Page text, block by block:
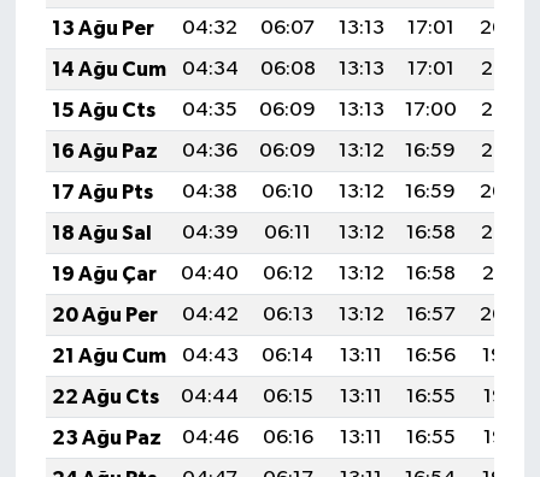
13 Ağu Per
04:32 06:07 13:13 17:01
20:09
14 Ağu Cum
04:34 06:08 13:13 17:01
20:08
15 Ağu Cts
04:35 06:09 13:13 17:00
20:07
16 Ağu Paz
04:36 06:09 13:12 16:59
20:05
17 Ağu Pts
04:38 06:10 13:12 16:59
20:04
18 Ağu Sal
04:39 06:11 13:12 16:58
20:03
19 Ağu Çar
04:40 06:12 13:12 16:58
20:01
20 Ağu Per
04:42 06:13 13:12 16:57
20:00
21 Ağu Cum
04:43 06:14 13:11 16:56
19:59
22 Ağu Cts
04:44 06:15 13:11 16:55
19:57
23 Ağu Paz
04:46 06:16 13:11 16:55
19:56